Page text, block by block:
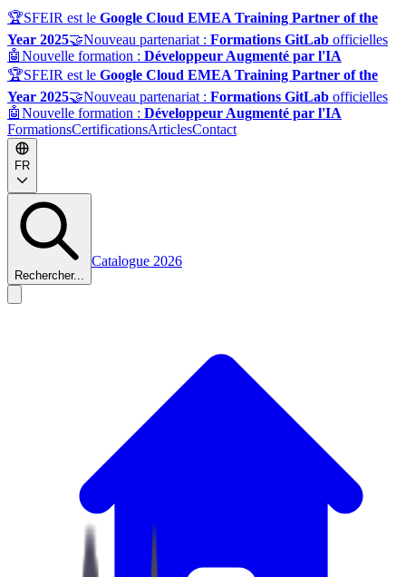
🏆SFEIR est le Google Cloud EMEA Training Partner of the
Year 2025🤝Nouveau partenariat : Formations GitLab officielles
🤖Nouvelle formation : Développeur Augmenté par l'IA
🏆SFEIR est le Google Cloud EMEA Training Partner of the
Year 2025🤝Nouveau partenariat : Formations GitLab officielles
🤖Nouvelle formation : Développeur Augmenté par l'IA
FormationsCertificationsArticlesContact
FR
Rechercher...
Catalogue 2026